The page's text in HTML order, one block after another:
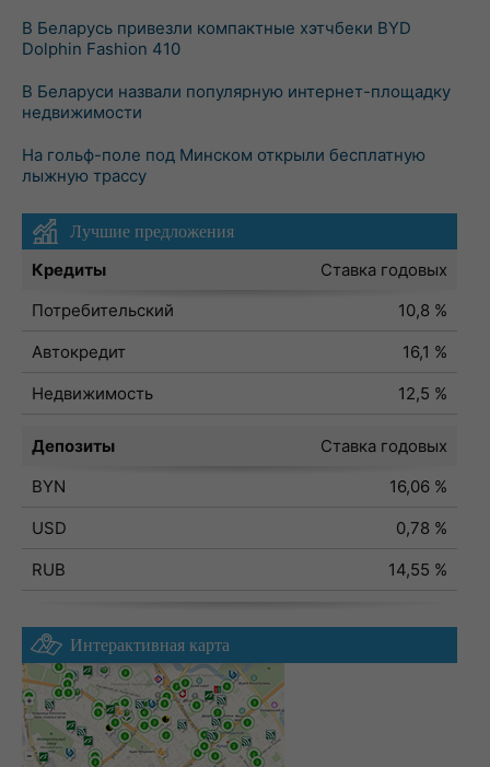
В Беларусь привезли компактные хэтчбеки BYD
Dolphin Fashion 410
В Беларуси назвали популярную интернет-площадку
недвижимости
На гольф-поле под Минском открыли бесплатную
лыжную трассу
Лучшие предложения
Кредиты
Ставка годовых
Потребительский
10,8 %
Автокредит
16,1 %
Недвижимость
12,5 %
Депозиты
Ставка годовых
BYN
16,06 %
USD
0,78 %
RUB
14,55 %
Интерактивная карта